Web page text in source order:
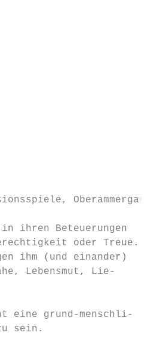
Oberammergau
ihren Beteuerungen
oder Treue.
ihm (und einander)
Lebensmut, Lie-
eine grund-menschli-
sein.